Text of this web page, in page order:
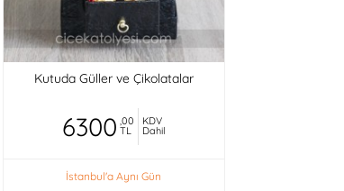
Kutuda Güller ve Çikolatalar
6300 ,00
TL
KDV
Dahil
İstanbul'a Aynı Gün